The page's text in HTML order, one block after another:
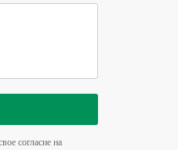
согласие на